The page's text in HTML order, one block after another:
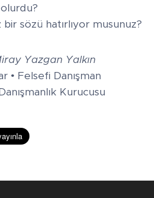
olurdu?
sözü hatırlıyor musunuz?
Yazgan Yalkın
• Felsefi Danışman
Kurucusu